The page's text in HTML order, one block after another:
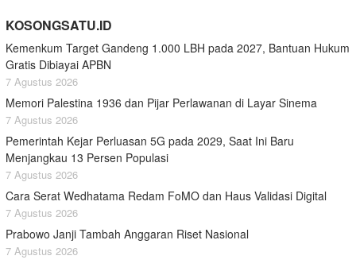
KOSONGSATU.ID
Kemenkum Target Gandeng 1.000 LBH pada 2027, Bantuan Hukum
Gratis Dibiayai APBN
7 Agustus 2026
Memori Palestina 1936 dan Pijar Perlawanan di Layar Sinema
7 Agustus 2026
Pemerintah Kejar Perluasan 5G pada 2029, Saat Ini Baru
Menjangkau 13 Persen Populasi
7 Agustus 2026
Cara Serat Wedhatama Redam FoMO dan Haus Validasi Digital
7 Agustus 2026
Prabowo Janji Tambah Anggaran Riset Nasional
7 Agustus 2026